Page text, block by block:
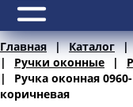
Главная Каталог
Ручки оконные
Ручка оконная
коричневая